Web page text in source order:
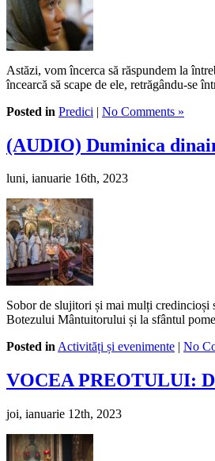
Astăzi, vom încerca să răspundem la
încearcă să scape de ele, retrăgându-se
Posted in Predici | No Comments »
(AUDIO) Duminica
luni, ianuarie 16th, 2023
Sobor de slujitori și mai mulți credincioși
Botezului Mântuitorului și la sfântul
Posted inActivități și evenimente | No
VOCEA PREOTULUI:
joi, ianuarie 12th, 2023